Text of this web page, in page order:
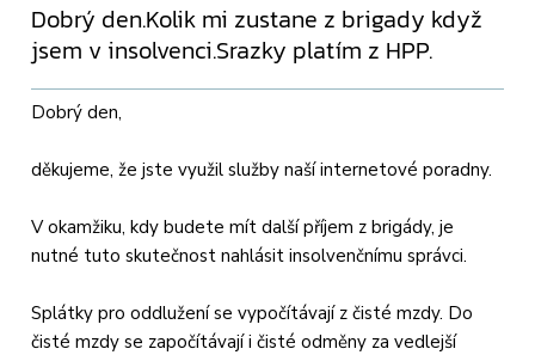
Dobrý den.Kolik mi zustane z brigady když
jsem v insolvenci.Srazky platím z HPP.
Dobrý den,
děkujeme, že jste využil služby naší internetové poradny.
V okamžiku, kdy budete mít další příjem z brigády, je
nutné tuto skutečnost nahlásit insolvenčnímu správci.
Splátky pro oddlužení se vypočítávají z čisté mzdy. Do
čisté mzdy se započítávají i čisté odměny za vedlejší